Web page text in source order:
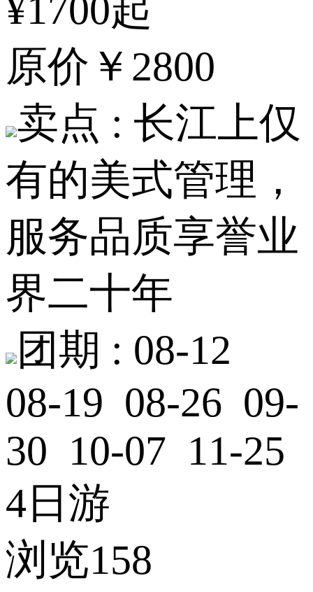
¥1700起
原价 ￥2800
卖点 : 长江上仅
有的美式管理，
服务品质享誉业
界二十年
团期 : 08-12
08-19 08-26 09-
30 10-07 11-25
4日游
浏览158